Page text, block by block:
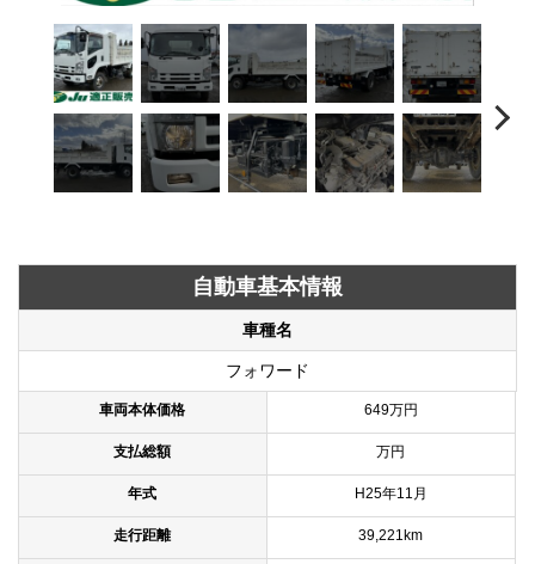
自動車基本情報
車種名
フォワード
車両本体価格 649万円
支払総額 万円
年式 H25年11月
走行距離 39,221km